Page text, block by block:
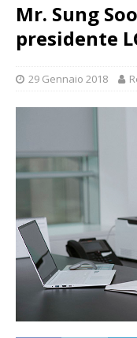
Mr. Sung
presidente
29 Gennaio 2018